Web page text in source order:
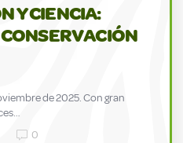
Y CIENCIA:
de 2025. Con gran
0